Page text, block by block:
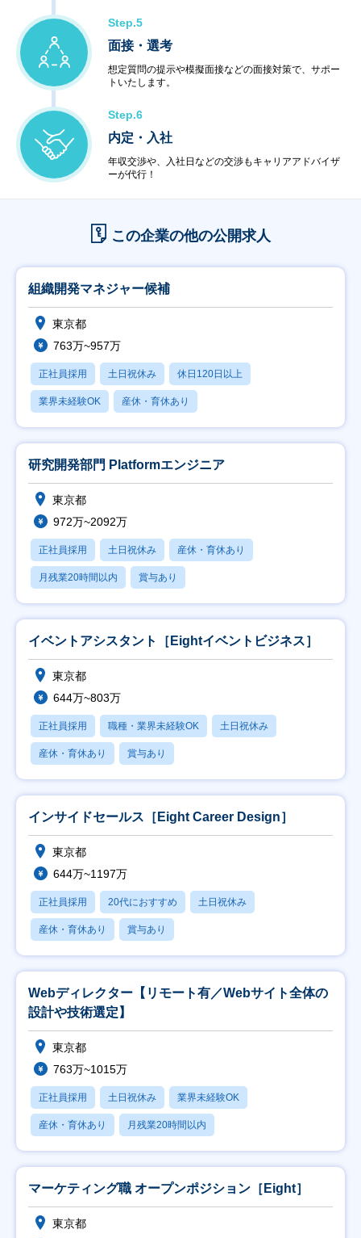
Step.5
面接・選考
想定質問の提示や模擬面接などの面接対策で、サポー
トいたします。
Step.6
内定・入社
年収交渉や、入社日などの交渉もキャリアアドバイザ
ーが代行！
この企業の他の公開求人
組織開発マネジャー候補
東京都
763万~957万
正社員採用 土日祝休み 休日120日以上
業界未経験OK 産休・育休あり
研究開発部門 Platformエンジニア
東京都
972万~2092万
正社員採用 土日祝休み 産休・育休あり
月残業20時間以内 賞与あり
イベントアシスタント［Eightイベントビジネス］
東京都
644万~803万
正社員採用 職種・業界未経験OK 土日祝休み
産休・育休あり 賞与あり
インサイドセールス［Eight Career Design］
東京都
644万~1197万
正社員採用 20代におすすめ 土日祝休み
産休・育休あり 賞与あり
Webディレクター【リモート有／Webサイト全体の
設計や技術選定】
東京都
763万~1015万
正社員採用 土日祝休み 業界未経験OK
産休・育休あり 月残業20時間以内
マーケティング職 オープンポジション［Eight］
東京都